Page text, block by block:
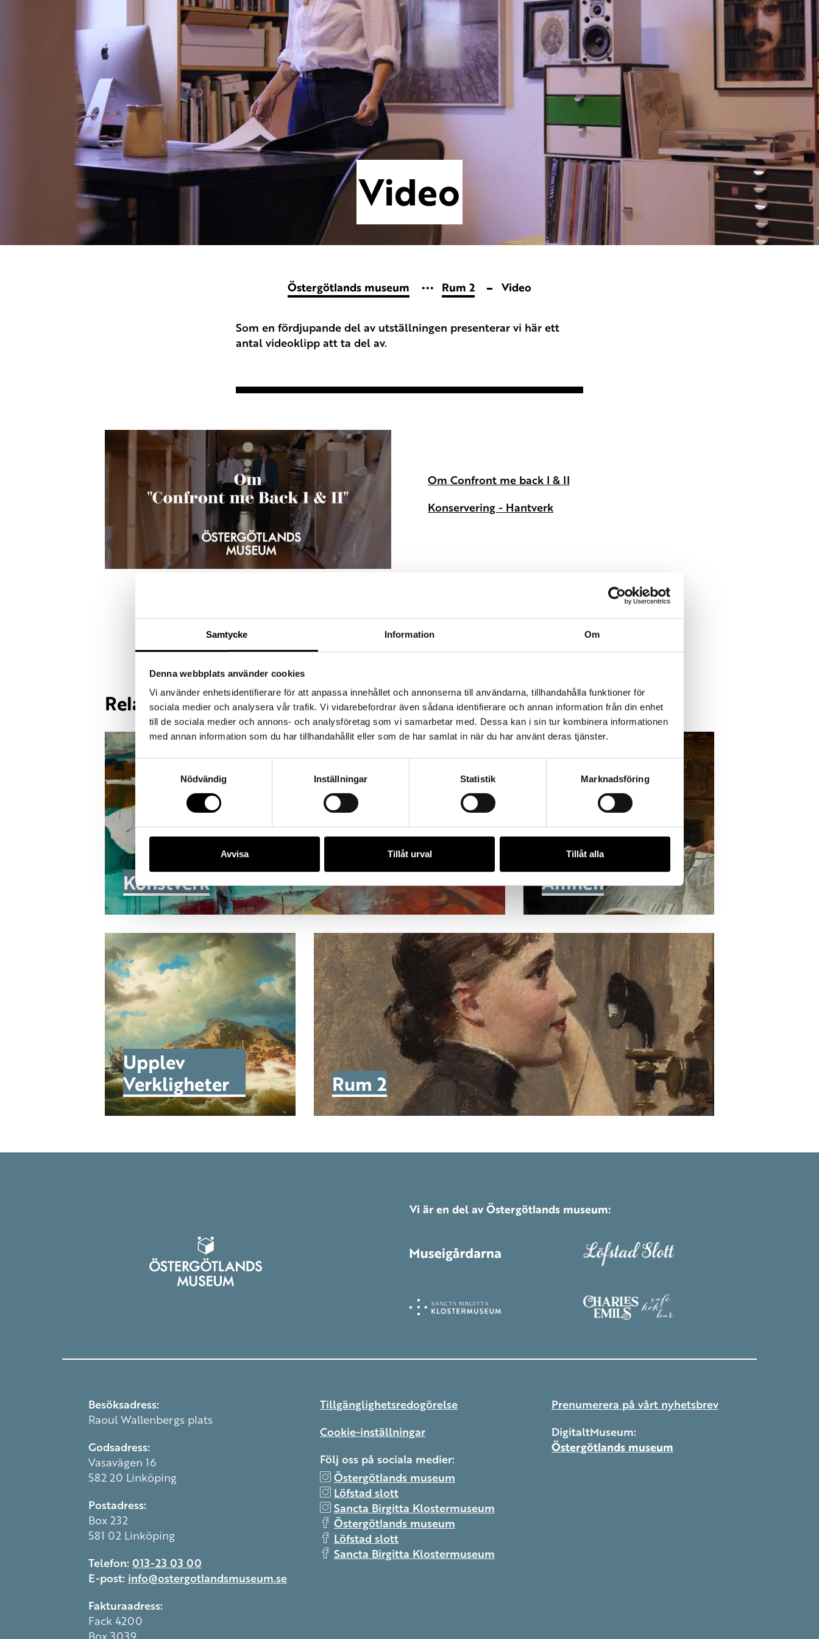
Samtycke Information Om
Denna webbplats använder cookies
Vi använder enhetsidentifierare för att anpassa innehållet och annonserna till användarna, tillhandahålla funktioner för
sociala medier och analysera vår trafik. Vi vidarebefordrar även sådana identifierare och annan information från din enhet
till de sociala medier och annons- och analysföretag som vi samarbetar med. Dessa kan i sin tur kombinera informationen
med annan information som du har tillhandahållit eller som de har samlat in när du har använt deras tjänster.
Samtyckesval
Nödvändig
Inställningar Statistik Marknadsföring
Avvisa Tillåt urval Tillåt alla
Video
Östergötlands museum Rum 2 Video
Som en fördjupande del av utställningen presenterar vi här ett
antal videoklipp att ta del av.
Om Confront me back I & II
Konservering - Hantverk
Relaterat i rum 2
Konstverk Ämnen
Upplev
Verkligheter
Rum 2
Vi är en del av Östergötlands museum:
Besöksadress:
Raoul Wallenbergs plats
Godsadress:
Vasavägen 16
582 20 Linköping
Postadress:
Box 232
581 02 Linköping
Telefon: 013-23 03 00
E-post: info@ostergotlandsmuseum.se
Fakturaadress:
Fack 4200
Box 3039
Tillgänglighetsredogörelse
Cookie-inställningar
Följ oss på sociala medier:
Östergötlands museum
Löfstad slott
Sancta Birgitta Klostermuseum
Östergötlands museum
Löfstad slott
Sancta Birgitta Klostermuseum
Prenumerera på vårt nyhetsbrev
DigitaltMuseum:
Östergötlands museum